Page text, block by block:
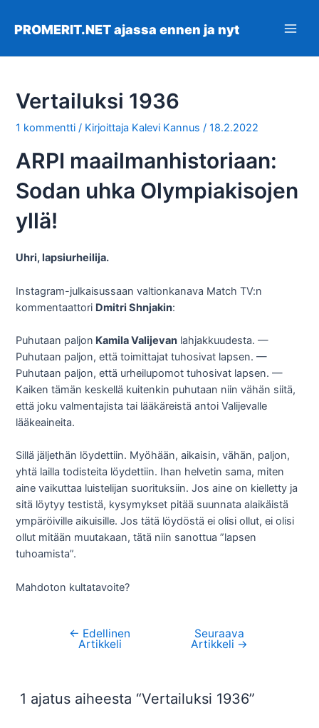
sisältöön
PROMERIT.NET ajassa ennen ja nyt
Vertailuksi 1936
1 kommentti / Kirjoittaja Kalevi Kannus/18.2.2022
ARPI maailmanhistoriaan:
Sodan uhka Olympiakisojen
yllä!
Uhri, lapsiurheilija.
Instagram-julkaisussaan valtionkanava Match TV:n
kommentaattori Dmitri Shnjakin:
Puhutaan paljon Kamila Valijevan lahjakkuudesta. —
Puhutaan paljon, että toimittajat tuhosivat lapsen. —
Puhutaan paljon, että urheilupomot tuhosivat lapsen. —
Kaiken tämän keskellä kuitenkin puhutaan niin vähän siitä,
että joku valmentajista tai lääkäreistä antoi Valijevalle
lääkeaineita.
Sillä jäljethän löydettiin. Myöhään, aikaisin, vähän, paljon,
yhtä lailla todisteita löydettiin. Ihan helvetin sama, miten
aine vaikuttaa luistelijan suorituksiin. Jos aine on kielletty ja
sitä löytyy testistä, kysymykset pitää suunnata alaikäistä
ympäröiville aikuisille. Jos tätä löydöstä ei olisi ollut, ei olisi
ollut mitään muutakaan, tätä niin sanottua ”lapsen
tuhoamista”.
Mahdoton kultatavoite?
Artikkelien
← Edellinen
Artikkeli
Seuraava
Artikkeli →
1 ajatus aiheesta “Vertailuksi 1936”